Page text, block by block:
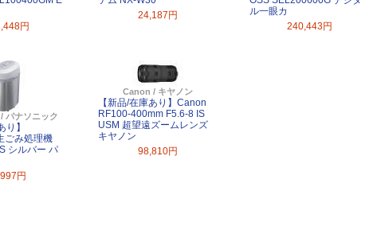
円
24,187円
ル一眼カ
240,443円
パナソニック
り】
ごみ処理機
シルバー パ
円
Canon / キヤノン
【新品/在庫あり】Canon
RF100-400mm F5.6-8 IS
USM 超望遠ズームレンズ
キヤノン
98,810円